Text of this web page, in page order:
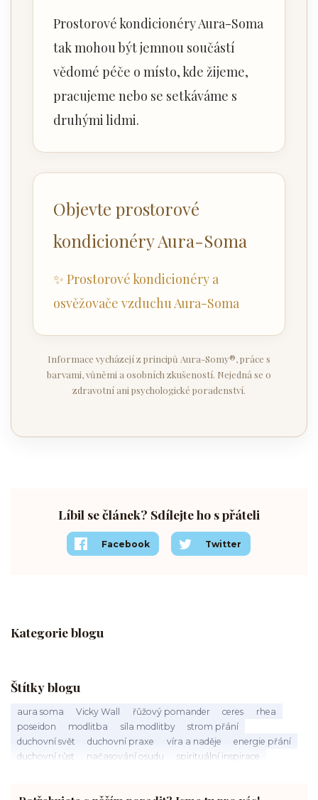
Kategorie blogu
Štítky blogu
aura soma Vicky Wall řůžový pomander ceres
rhea
poseidon
modlitba síla modlitby
strom přání
duchovní svět
duchovní praxe víra a naděje
energie přání
duchovní růst
načasování osudu
spirituální inspirace
Prostorové kondicionéry Aura-Soma
tak mohou být jemnou součástí
vědomé péče o místo, kde žijeme,
pracujeme nebo se setkáváme s
druhými lidmi.
Objevte prostorové
kondicionéry Aura-Soma
✨ Prostorové kondicionéry a
osvěžovače vzduchu Aura-Soma
Informace vycházejí z principů Aura-Somy®, práce s
barvami, vůněmi a osobních zkušeností. Nejedná se o
zdravotní ani psychologické poradenství.
Líbil se článek? Sdílejte ho s přáteli
Facebook Twitter